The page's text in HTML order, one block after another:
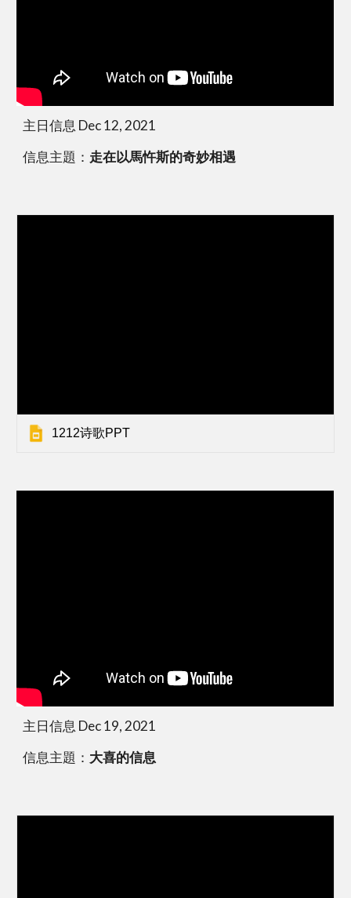
主日信息 Dec 12, 2021
信息主題： 走在以馬忤斯的奇妙相遇
1212诗歌PPT
主日信息 Dec 19, 2021
信息主題： 大喜的信息